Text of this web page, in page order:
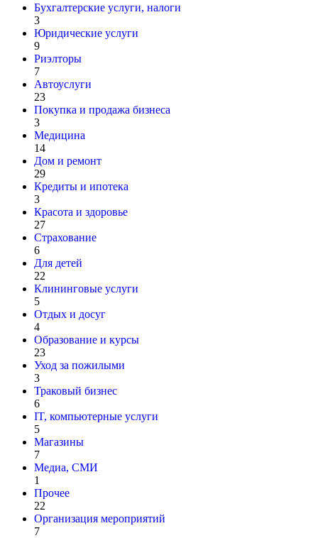
Бухгалтерские услуги, налоги
3
Юридические услуги
9
Риэлторы
7
Автоуслуги
23
Покупка и продажа бизнеса
3
Медицина
14
Дом и ремонт
29
Кредиты и ипотека
3
Красота и здоровье
27
Страхование
6
Для детей
22
Клининговые услуги
5
Отдых и досуг
4
Образование и курсы
23
Уход за пожилыми
3
Траковый бизнес
6
IT, компьютерные услуги
5
Магазины
7
Медиа, СМИ
1
Прочее
22
Организация мероприятий
7